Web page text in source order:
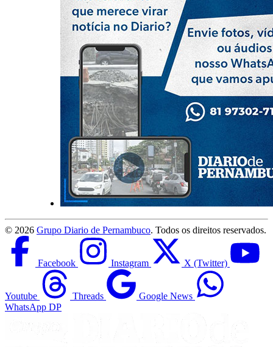
© 2026 Grupo Diario de Pernambuco. Todos os direitos reservados.
Facebook Instagram X (Twitter)
Youtube Threads
Google News
WhatsApp DP